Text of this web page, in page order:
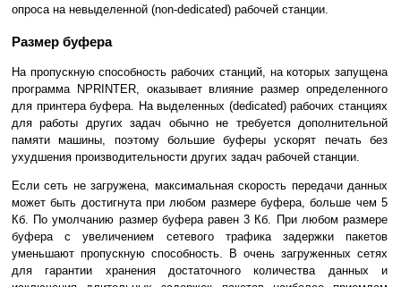
опроса на невыделенной (non-dedicated) рабочей станции.
Размер буфера
На пропускную способность рабочих станций, на которых запущена
программа NPRINTER, оказывает влияние размер определенного
для принтера буфера. На выделенных (dedicated) рабочих станциях
для работы других задач обычно не требуется дополнительной
памяти машины, поэтому большие буферы ускорят печать без
ухудшения производительности других задач рабочей станции.
Если сеть не загружена, максимальная скорость передачи данных
может быть достигнута при любом размере буфера, больше чем 5
Кб. По умолчанию размер буфера равен 3 Кб. При любом размере
буфера с увеличением сетевого трафика задержки пакетов
уменьшают пропускную способность. В очень загруженных сетях
для гарантии хранения достаточного количества данных и